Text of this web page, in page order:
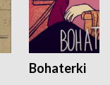
Bohaterki